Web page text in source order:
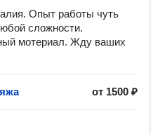
Опыт работы чуть
сложности.
мотериал. Жду ваших
от 1500 ₽